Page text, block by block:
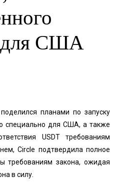
для США
планами по запуску
специально для США, а также
USDT требованиям
Circle подтвердила полное
требованиям закона, ожидая
в силу.